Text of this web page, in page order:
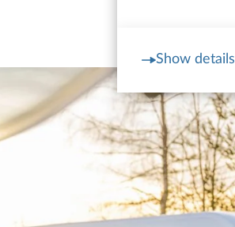
Show details